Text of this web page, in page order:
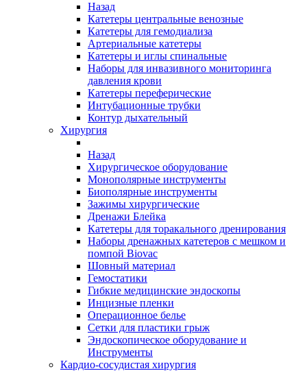
Назад
Катетеры центральные венозные
Катетеры для гемодиализа
Артериальные катетеры
Катетеры и иглы спинальные
Наборы для инвазивного мониторинга
давления крови
Катетеры переферические
Интубационные трубки
Контур дыхательный
Хирургия
Назад
Хирургическое оборудование
Монополярные инструменты
Биополярные инструменты
Зажимы хирургические
Дренажи Блейка
Катетеры для торакального дренирования
Наборы дренажных катетеров с мешком и
помпой Biovac
Шовный материал
Гемостатики
Гибкие медицинские эндоскопы
Инцизные пленки
Операционное белье
Сетки для пластики грыж
Эндоскопическое оборудование и
Инструменты
Кардио-сосудистая хирургия